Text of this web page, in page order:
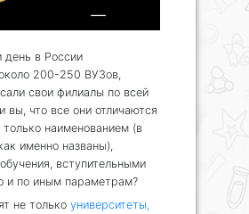
день в России
200-250 ВУЗов,
свои филиалы по всей
вы, что все они отличаются
наименованием (в
именно названы),
вступительными
и по иным параметрам?
не только университеты,